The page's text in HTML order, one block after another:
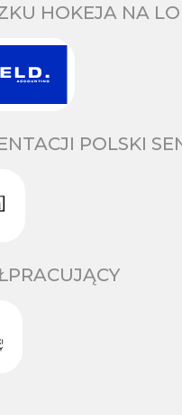
HOKEJA NA
POLSKI